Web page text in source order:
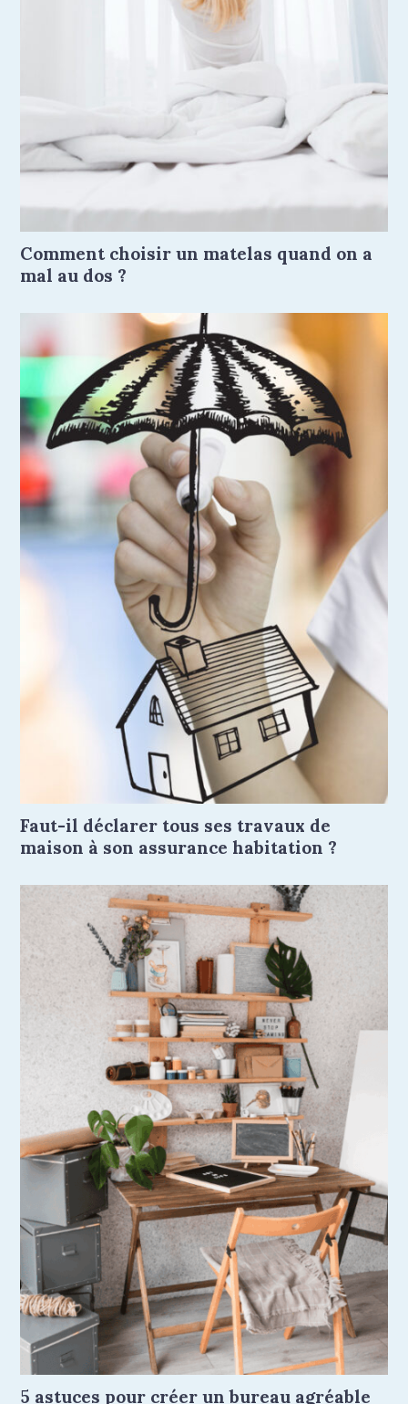
Comment choisir un matelas quand on a
mal au dos ?
Faut-il déclarer tous ses travaux de
maison à son assurance habitation ?
5 astuces pour créer un bureau agréable